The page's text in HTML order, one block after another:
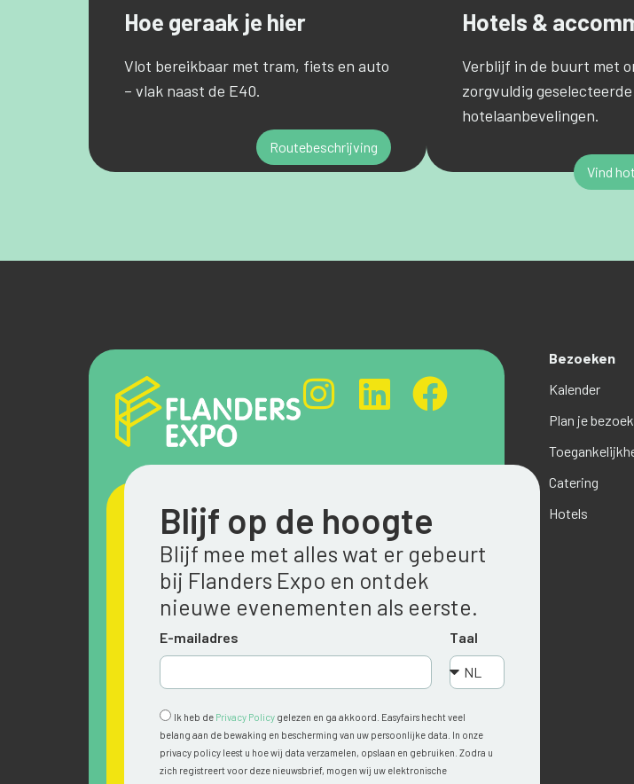
Hoe geraak je hier
Vlot bereikbaar met tram, fiets en auto
– vlak naast de E40.
Routebeschrijving
Hotels &
Verblijf in de buurt met
zorgvuldig geselecteerde
hotelaanbevelingen.
Vind
Blijf op de hoogte
Blijf mee met alles wat er gebeurt
bij Flanders Expo en ontdek
nieuwe evenementen als eerste.
E-mailadres Taal
Ik heb de Privacy Policy gelezen en ga akkoord. Easyfairs hecht veel
belang aan de bewaking en bescherming van uw persoonlijke data. In onze
privacy policy leest u hoe wij data verzamelen, opslaan en gebruiken. Zodra u
zich registreert voor deze nieuwsbrief, mogen wij uw elektronische
Bezoeken
Kalender
Plan je bezoek
Catering
Hotels